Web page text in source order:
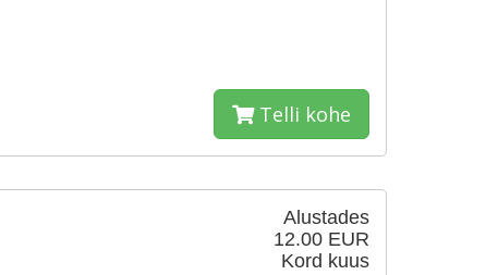
Telli kohe
Alustades
12.00 EUR
Kord kuus